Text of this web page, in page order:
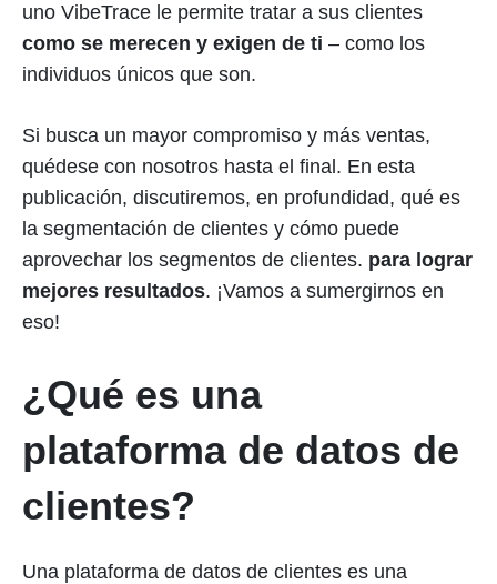
uno VibeTrace le permite tratar a sus clientes
como se merecen y exigen de ti – como los
individuos únicos que son.
Si busca un mayor compromiso y más ventas,
quédese con nosotros hasta el final. En esta
publicación, discutiremos, en profundidad, qué es
la segmentación de clientes y cómo puede
aprovechar los segmentos de clientes. para lograr
mejores resultados. ¡Vamos a sumergirnos en
eso!
¿Qué es una
plataforma de datos de
clientes?
Una plataforma de datos de clientes es una